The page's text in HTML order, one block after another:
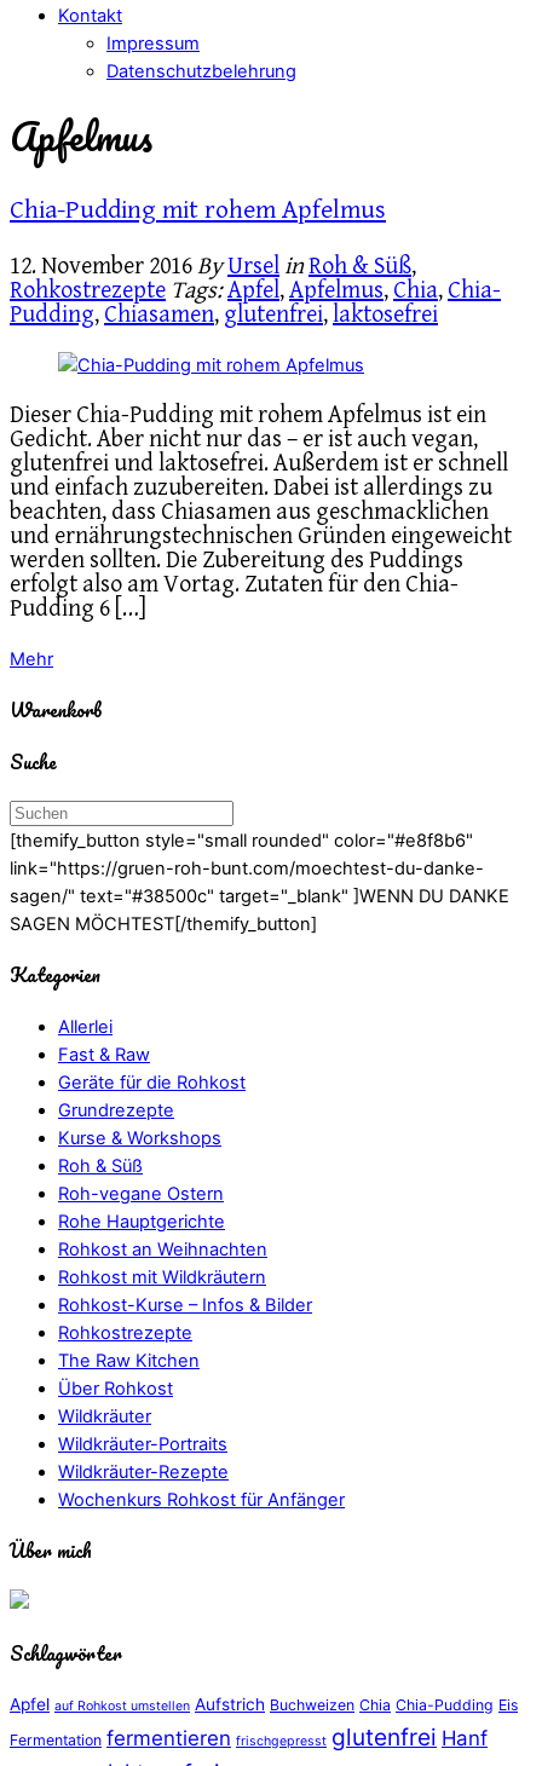
Kontakt
Impressum
Datenschutzbelehrung
Apfelmus
Chia-Pudding mit rohem Apfelmus
12. November 2016ByUrselinRoh & Süß,
Rohkostrezepte Tags:Apfel,Apfelmus, Chia, Chia-
Pudding, Chiasamen, glutenfrei,laktosefrei
Dieser Chia-Pudding mit rohem Apfelmus ist ein
Gedicht. Aber nicht nur das – er ist auch vegan,
glutenfrei und laktosefrei. Außerdem ist er schnell
und einfach zuzubereiten. Dabei ist allerdings zu
beachten, dass Chiasamen aus geschmacklichen
und ernährungstechnischen Gründen eingeweicht
werden sollten. Die Zubereitung des Puddings
erfolgt also am Vortag. Zutaten für den Chia-
Pudding 6 […]
Mehr
Warenkorb
Suche
[themify_button style="small rounded" color="#e8f8b6"
link="https://gruen-roh-bunt.com/moechtest-du-danke-
sagen/" text="#38500c" target="_blank" ]WENN DU DANKE
SAGEN MÖCHTEST[/themify_button]
Kategorien
Allerlei
Fast & Raw
Geräte für die Rohkost
Grundrezepte
Kurse & Workshops
Roh & Süß
Roh-vegane Ostern
Rohe Hauptgerichte
Rohkost an Weihnachten
Rohkost mit Wildkräutern
Rohkost-Kurse – Infos & Bilder
Rohkostrezepte
The Raw Kitchen
Über Rohkost
Wildkräuter
Wildkräuter-Portraits
Wildkräuter-Rezepte
Wochenkurs Rohkost für Anfänger
Über mich
Schlagwörter
Apfel auf Rohkost umstellen Aufstrich Buchweizen Chia Chia-Pudding Eis
Fermentation fermentieren frischgepresst glutenfrei Hanf